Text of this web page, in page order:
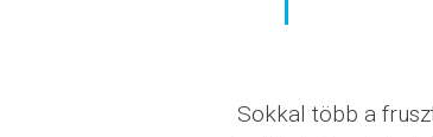
Sokkal több a